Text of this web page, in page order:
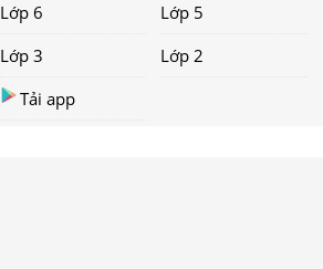
Lớp 6
Lớp 5
Lớp 3
Lớp 2
Tải app